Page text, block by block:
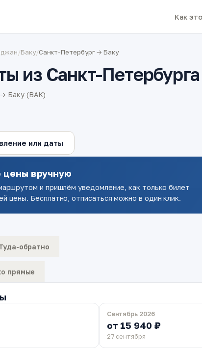
Как
/Баку/Санкт-Петербург → Баку
из Санкт-
Баку (BAK)
или даты
цены вручную
и пришлём уведомление, как только билет
цены. Бесплатно, отписаться можно в один клик.
обратно
прямые
Сентябрь 2026
от 15 940 ₽
27 сентября